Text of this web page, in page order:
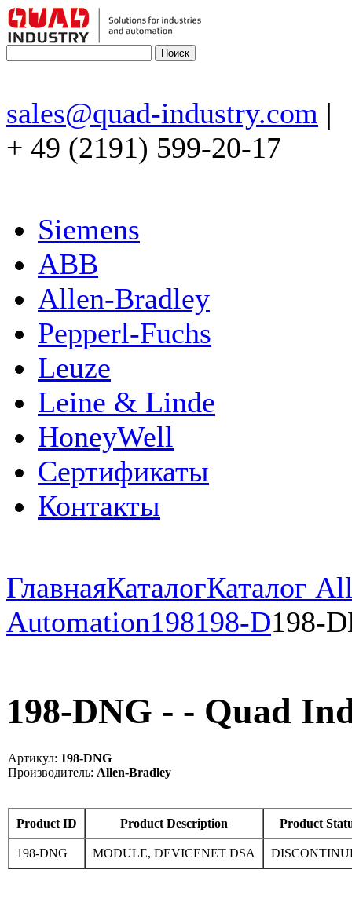
sales@quad-industry.com |
+ 49 (2191) 599-20-17
Siemens
ABB
Allen-Bradley
Pepperl-Fuchs
Leuze
Leine & Linde
HoneyWell
Сертификаты
Контакты
ГлавнаяКаталогКаталог
Automation198198-D198-
198-DNG - - Quad
Артикул: 198-DNG
Производитель: Allen-Bradley
Product ID Product Description Product
198-DNG MODULE, DEVICENET DSA